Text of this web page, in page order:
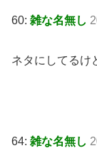
60: 雑な名無し
ネタにしてるけ
64: 雑な名無し